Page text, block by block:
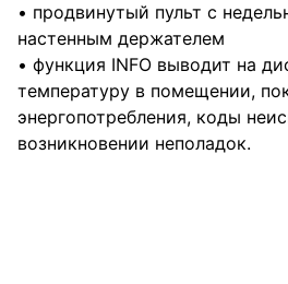
• продвинутый пульт с
настенным держателем
• функция INFO выводит на
температуру в помещении,
энергопотребления, коды
возникновении неполадок.